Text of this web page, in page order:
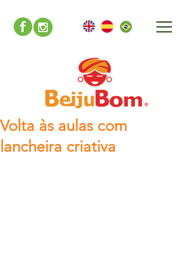
Volta às aulas com
lancheira criativa